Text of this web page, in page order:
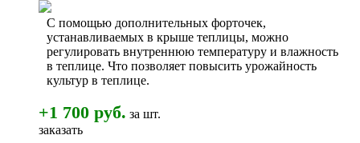
С помощью дополнительных форточек,
устанавливаемых в крыше теплицы, можно
регулировать внутреннюю температуру и влажность
в теплице. Что позволяет повысить урожайность
культур в теплице.
+1 700 руб. за шт.
заказать